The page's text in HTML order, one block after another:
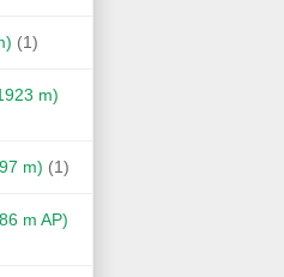
(1)
m)
m) (1)
m AP)